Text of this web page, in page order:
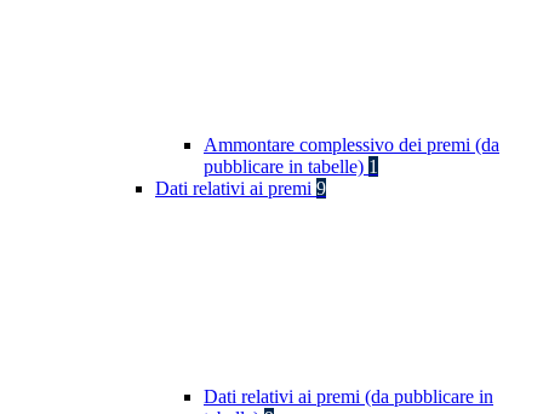
Ammontare complessivo dei premi (da
pubblicare in tabelle) 1
Dati relativi ai premi 9
Dati relativi ai premi (da pubblicare in